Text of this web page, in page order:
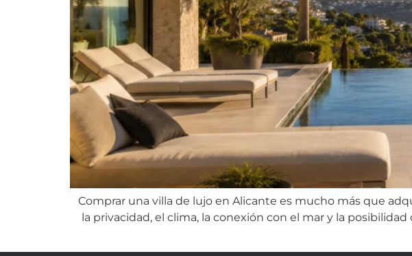
Comprar una villa de lujo en Alicante es mucho más que
la privacidad, el clima, la conexión con el mar y la